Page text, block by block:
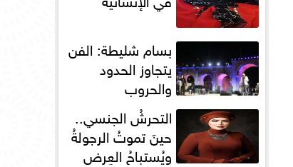
بسام شليطة: الفن
يتجاوز الحدود
والحروب
التحرشُ الجنسي..
حينَ تموتُ الرجولةُ
ويُستباحُ العِرض